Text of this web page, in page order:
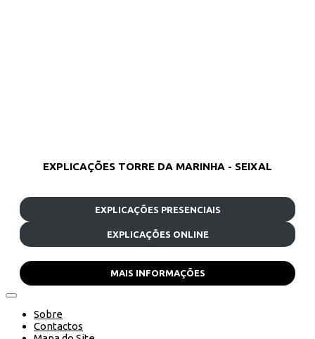
EXPLICAÇÕES TORRE DA MARINHA - SEIXAL
EXPLICAÇÕES PRESENCIAIS
EXPLICAÇÕES ONLINE
MAIS INFORMAÇÕES
Sobre
Contactos